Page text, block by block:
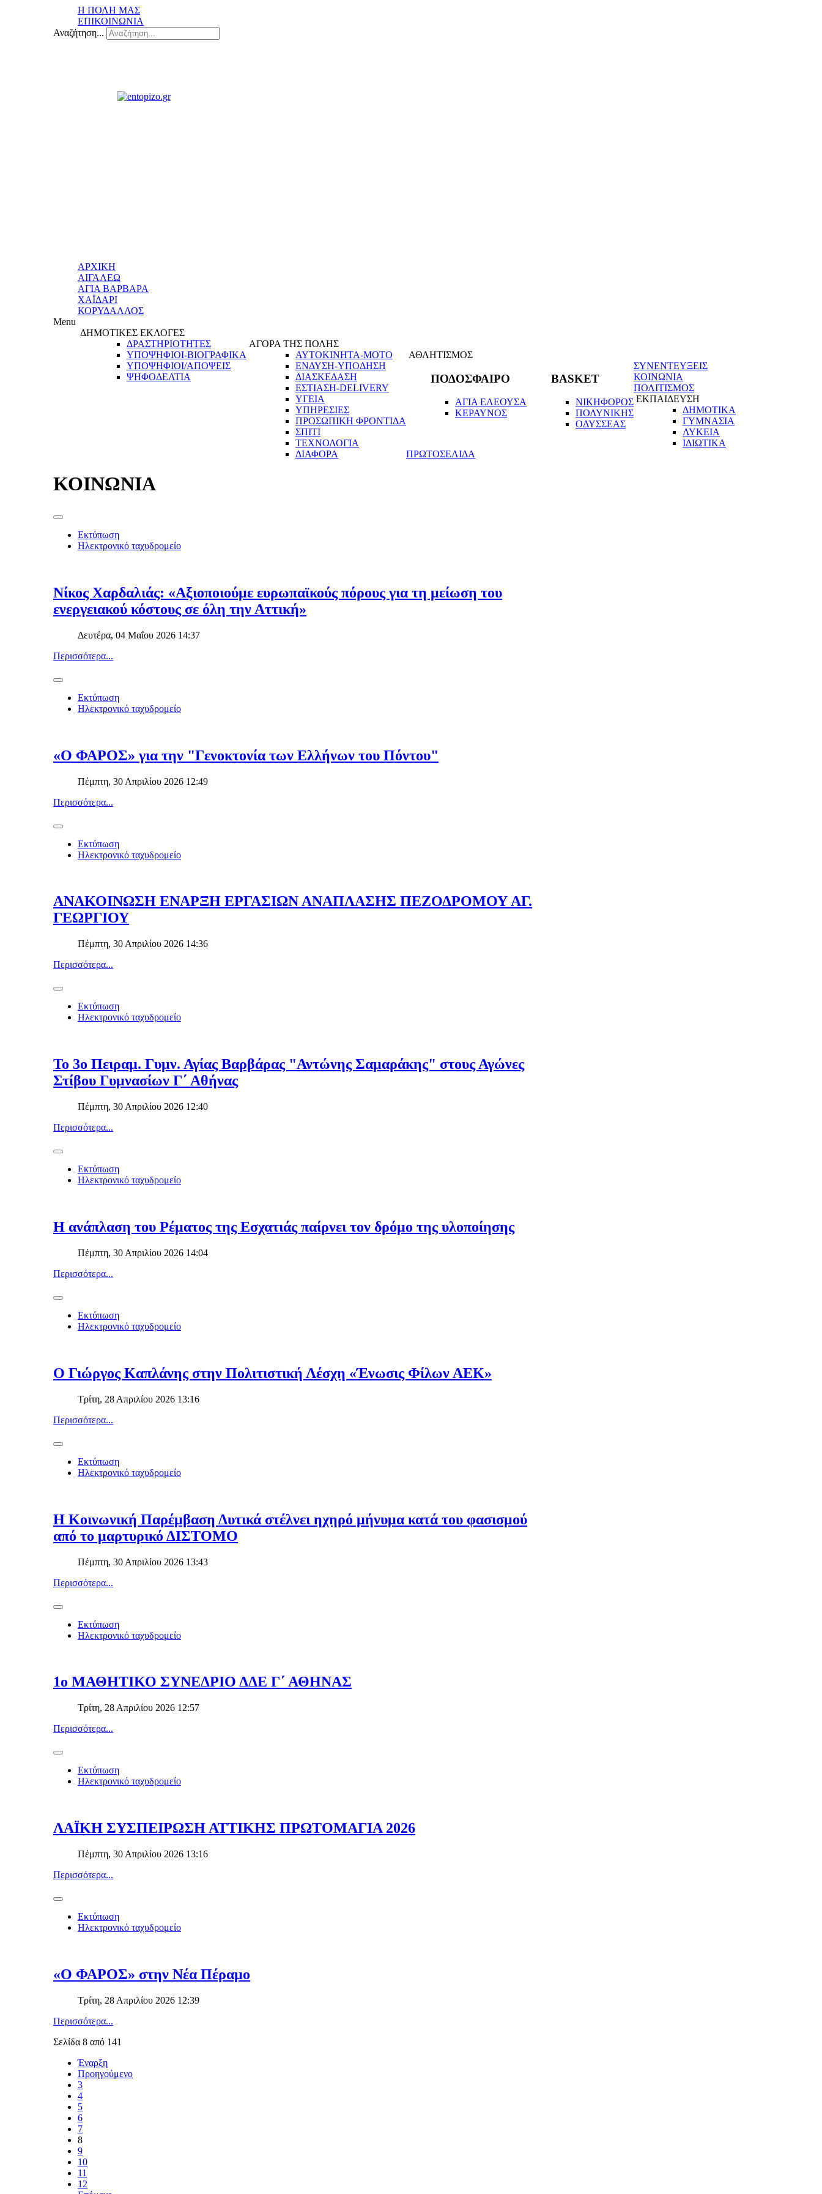
Η ΠΟΛΗ ΜΑΣ
ΕΠΙΚΟΙΝΩΝΙΑ
Αναζήτηση...
ΑΡΧΙΚΗ
ΑΙΓΑΛΕΩ
ΑΓΙΑ ΒΑΡΒΑΡΑ
ΧΑΪΔΑΡΙ
ΚΟΡΥΔΑΛΛΟΣ
Menu
ΔΗΜΟΤΙΚΕΣ ΕΚΛΟΓΕΣ
ΔΡΑΣΤΗΡΙΟΤΗΤΕΣ
ΥΠΟΨΗΦΙΟΙ-ΒΙΟΓΡΑΦΙΚΑ
ΥΠΟΨΗΦΙΟΙ/ΑΠΟΨΕΙΣ
ΨΗΦΟΔΕΛΤΙΑ
ΑΓΟΡΑ ΤΗΣ ΠΟΛΗΣ
ΑΥΤΟΚΙΝΗΤΑ-ΜΟΤΟ
ΕΝΔΥΣΗ-ΥΠΟΔΗΣΗ
ΔΙΑΣΚΕΔΑΣΗ
ΕΣΤΙΑΣΗ-DELIVERY
ΥΓΕΙΑ
ΥΠΗΡΕΣΙΕΣ
ΠΡΟΣΩΠΙΚΗ ΦΡΟΝΤΙΔΑ
ΣΠΙΤΙ
ΤΕΧΝΟΛΟΓΙΑ
ΔΙΑΦΟΡΑ
ΑΘΛΗΤΙΣΜΟΣ
ΠΟΔΟΣΦΑΙΡΟ
ΑΓΙΑ ΕΛΕΟΥΣΑ
ΚΕΡΑΥΝΟΣ
BASKET
ΝΙΚΗΦΟΡΟΣ
ΠΟΛΥΝΙΚΗΣ
ΟΔΥΣΣΕΑΣ
ΣΥΝΕΝΤΕΥΞΕΙΣ
ΚΟΙΝΩΝΙΑ
ΠΟΛΙΤΙΣΜΟΣ
ΕΚΠΑΙΔΕΥΣΗ
ΔΗΜΟΤΙΚΑ
ΓΥΜΝΑΣΙΑ
ΛΥΚΕΙΑ
ΙΔΙΩΤΙΚΑ
ΠΡΩΤΟΣΕΛΙΔΑ
ΚΟΙΝΩΝΙΑ
Εκτύπωση
Ηλεκτρονικό ταχυδρομείο
Νίκος Χαρδαλιάς: «Αξιοποιούμε ευρωπαϊκούς πόρους για τη μείωση του
ενεργειακού κόστους σε όλη την Αττική»
Δευτέρα, 04 Μαΐου 2026 14:37
Περισσότερα...
Εκτύπωση
Ηλεκτρονικό ταχυδρομείο
«Ο ΦΑΡΟΣ» για την "Γενοκτονία των Ελλήνων του Πόντου"
Πέμπτη, 30 Απριλίου 2026 12:49
Περισσότερα...
Εκτύπωση
Ηλεκτρονικό ταχυδρομείο
ΑΝΑΚΟΙΝΩΣΗ ΕΝΑΡΞΗ ΕΡΓΑΣΙΩΝ ΑΝΑΠΛΑΣΗΣ ΠΕΖΟΔΡΟΜΟΥ ΑΓ.
ΓΕΩΡΓΙΟΥ
Πέμπτη, 30 Απριλίου 2026 14:36
Περισσότερα...
Εκτύπωση
Ηλεκτρονικό ταχυδρομείο
Το 3ο Πειραμ. Γυμν. Αγίας Βαρβάρας "Αντώνης Σαμαράκης" στους Αγώνες
Στίβου Γυμνασίων Γ΄ Αθήνας
Πέμπτη, 30 Απριλίου 2026 12:40
Περισσότερα...
Εκτύπωση
Ηλεκτρονικό ταχυδρομείο
H ανάπλαση του Ρέματος της Εσχατιάς παίρνει τον δρόμο της υλοποίησης
Πέμπτη, 30 Απριλίου 2026 14:04
Περισσότερα...
Εκτύπωση
Ηλεκτρονικό ταχυδρομείο
Ο Γιώργος Καπλάνης στην Πολιτιστική Λέσχη «Ένωσις Φίλων ΑΕΚ»
Τρίτη, 28 Απριλίου 2026 13:16
Περισσότερα...
Εκτύπωση
Ηλεκτρονικό ταχυδρομείο
Η Κοινωνική Παρέμβαση Δυτικά στέλνει ηχηρό μήνυμα κατά του φασισμού
από το μαρτυρικό ΔΙΣΤΟΜΟ
Πέμπτη, 30 Απριλίου 2026 13:43
Περισσότερα...
Εκτύπωση
Ηλεκτρονικό ταχυδρομείο
1ο ΜΑΘΗΤΙΚΟ ΣΥΝΕΔΡΙΟ ΔΔΕ Γ΄ ΑΘΗΝΑΣ
Τρίτη, 28 Απριλίου 2026 12:57
Περισσότερα...
Εκτύπωση
Ηλεκτρονικό ταχυδρομείο
ΛΑΪΚΗ ΣΥΣΠΕΙΡΩΣΗ ΑΤΤΙΚΗΣ ΠΡΩΤΟΜΑΓΙΑ 2026
Πέμπτη, 30 Απριλίου 2026 13:16
Περισσότερα...
Εκτύπωση
Ηλεκτρονικό ταχυδρομείο
«Ο ΦΑΡΟΣ» στην Νέα Πέραμο
Τρίτη, 28 Απριλίου 2026 12:39
Περισσότερα...
Σελίδα 8 από 141
Έναρξη
Προηγούμενο
3
4
5
6
7
8
9
10
11
12